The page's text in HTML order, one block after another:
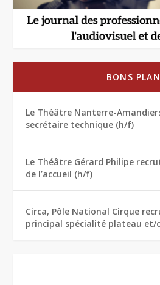
BONS
Le Théâtre Nanterre-
secrétaire technique (h/f)
Le Théâtre Gérard Philipe
de l’accueil (h/f)
Circa, Pôle National Cirque
principal spécialité plateau et/